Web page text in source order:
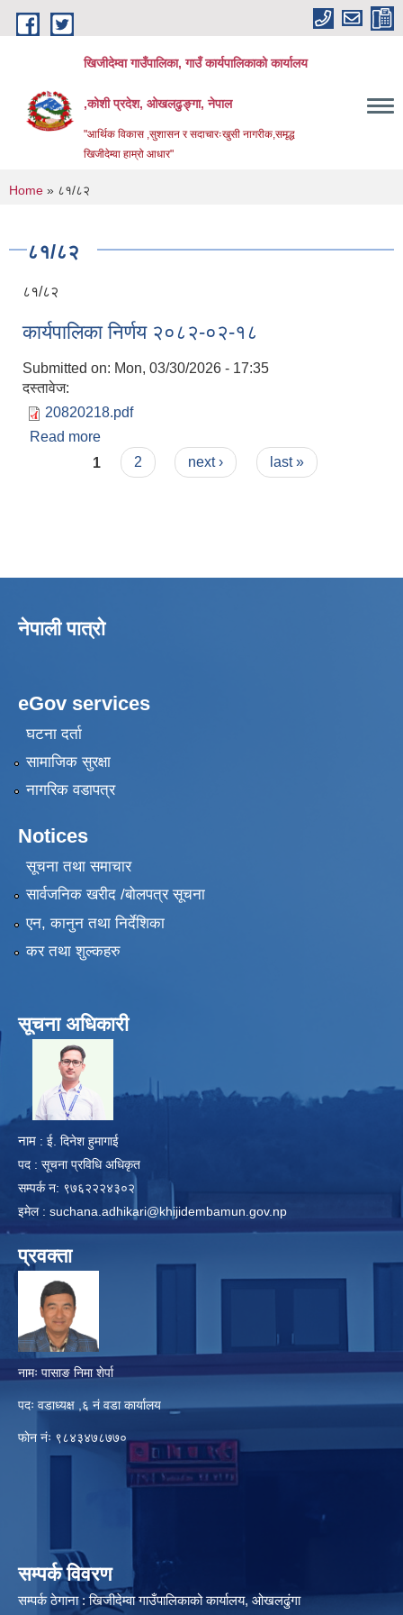
Skip to main content
खिजीदेम्वा गाउँपालिका, गाउँ कार्यपालिकाको कार्यालय
,कोशी प्रदेश, ओखलढुङ्गा, नेपाल
"आर्थिक विकास ,सुशासन र सदाचारःखुसी नागरीक,समृद्ध
खिजीदेम्वा हाम्रो आधार"
You are here
Home » ८१/८२
८१/८२
८१/८२
कार्यपालिका निर्णय २०८२-०२-१८
Submitted on: Mon, 03/30/2026 - 17:35
दस्तावेज:
20820218.pdf
Read more
Pages
1 2 next › last »
नेपाली पात्रो
eGov services
घटना दर्ता
सामाजिक सुरक्षा
नागरिक वडापत्र
Notices
सूचना तथा समाचार
सार्वजनिक खरीद /बोलपत्र सूचना
एन, कानुन तथा निर्देशिका
कर तथा शुल्कहरु
सूचना अधिकारी
नाम : ई. दिनेश हुमागाई
पद : सूचना प्रविधि अधिकृत
सम्पर्क न: ९७६२२२४३०२
इमेल : suchana.adhikari@khijidembamun.gov.np
प्रवक्ता
नामः पासाङ निमा शेर्पा
पदः वडाध्यक्ष ,६ नं वडा कार्यालय
फाेन नंः ९८४३४७८७७०
सम्पर्क विवरण
सम्पर्क ठेगाना : खिजीदेम्वा गाउँपालिकाको कार्यालय, ओखलढुंगा